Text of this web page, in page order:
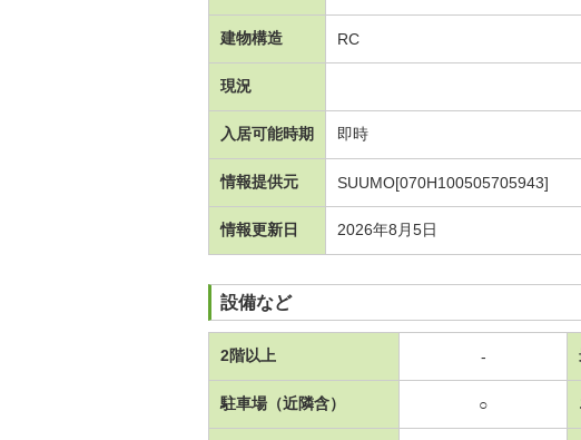
建物構造 RC
現況
入居可能時期 即時
情報提供元 SUUMO[070H100505705943]
情報更新日 2026年8月5日
設備など
2階以上 -
駐車場（近隣含） ○